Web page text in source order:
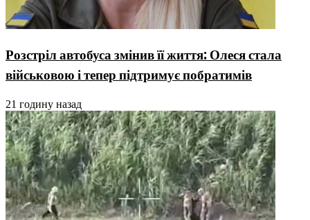
Розстріл автобуса змінив її життя: Олеся стала
військовою і тепер підтримує побратимів
21 годину назад